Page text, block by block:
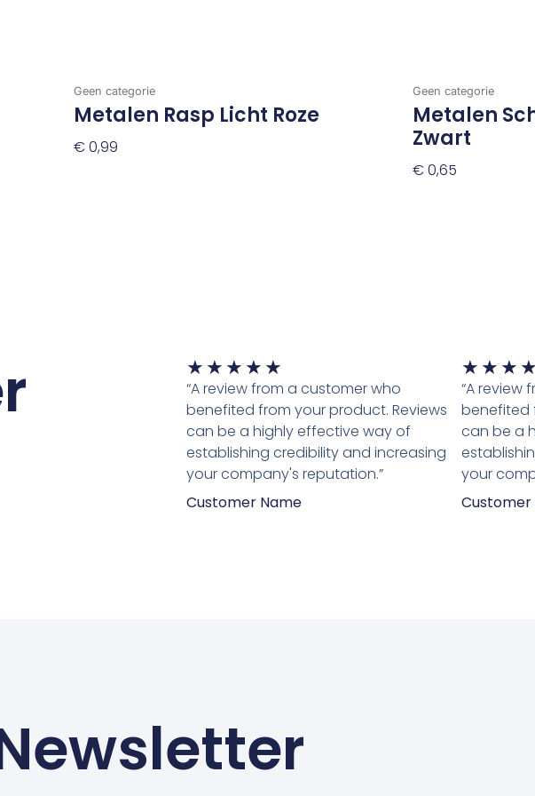
Geen categorie
Metalen Rasp Licht Roze
€0,99
Geen categorie
Metalen
Zwart
€0,65
★ ★ ★ ★ ★
5
van
5
“A review from a customer who
benefited from your product. Reviews
can be a highly effective way of
establishing credibility and increasing
your company's reputation.”
Customer Name
★ ★ ★ ★
“A review
benefited
can be a
your
Customer